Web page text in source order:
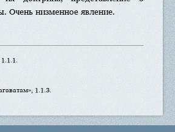
Очень низменное явление.
1.1.3.